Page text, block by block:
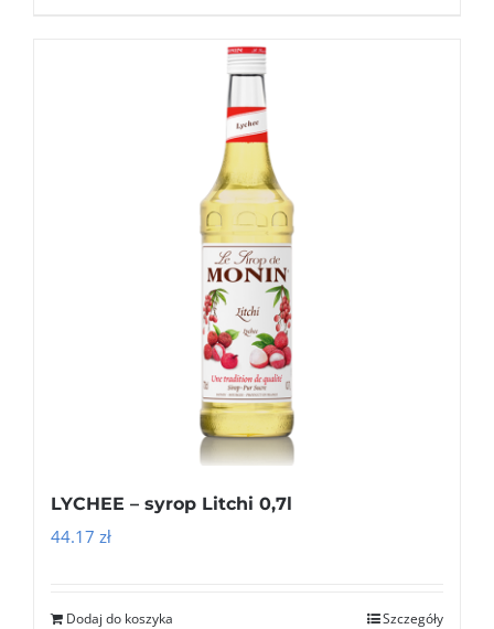
LYCHEE – syrop Litchi 0,7l
44.17 zł
Dodaj do koszyka Szczegóły